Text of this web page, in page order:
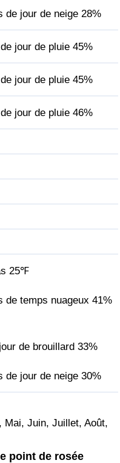
de jour de neige 28%
jour de pluie 45%
jour de pluie 45%
jour de pluie 46%
25℉
de temps nuageux 41%
de brouillard 33%
de jour de neige 30%
Mai, Juin, Juillet, Août,
point de rosée